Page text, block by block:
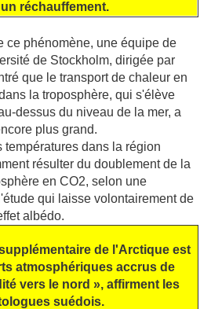
réchauffement.
ce phénomène, une équipe de
de Stockholm, dirigée par
que le transport de chaleur en
la troposphère, qui s'élève
dessus du niveau de la mer, a
plus grand.
températures dans la région
résulter du doublement de la
en CO2, selon une
qui laisse volontairement de
albédo.
de l'Arctique est
atmosphériques accrus de
vers le nord », affirment les
suédois.